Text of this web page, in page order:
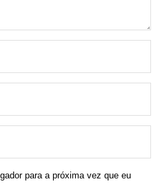
para a próxima vez que eu